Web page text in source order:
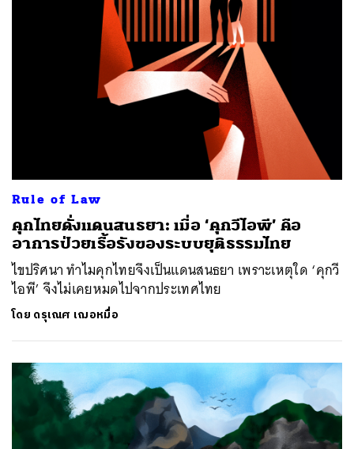
Rule of Law
คุกไทยดั่งแดนสนธยา: เมื่อ ‘คุกวีไอพี’ คือ
อาการป่วยเรื้อรังของระบบยุติธรรมไทย
ไขปริศนา ทำไมคุกไทยจึงเป็นแดนสนธยา เพราะเหตุใด ‘คุกวี
ไอพี’ จึงไม่เคยหมดไปจากประเทศไทย
โดย ดรุเณศ เฌอหมื่อ